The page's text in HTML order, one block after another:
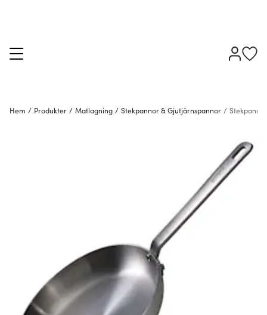
Hem / Produkter / Matlagning / Stekpannor & Gjutjärnspannor / Stekpannor